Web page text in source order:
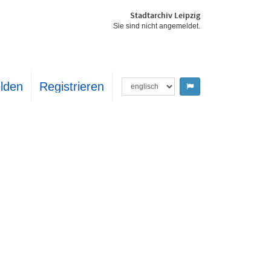
Stadtarchiv Leipzig
Sie sind nicht angemeldet.
Registrieren